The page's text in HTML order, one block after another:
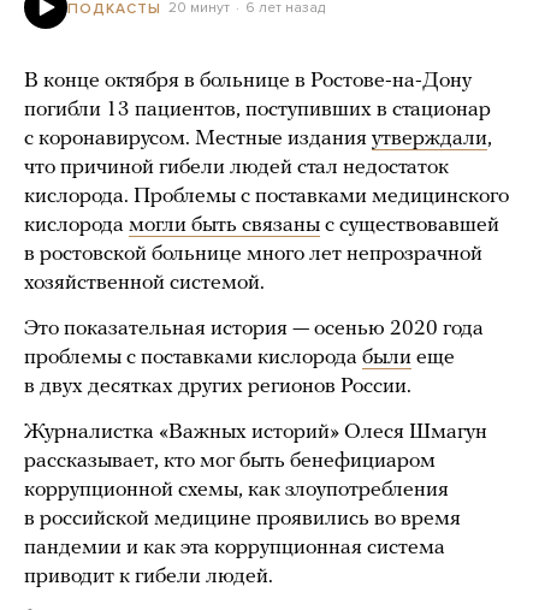
ПОДКАСТЫ 20 минут 6 лет назад
В конце октября в больнице в Ростове-на-Дону
погибли 13 пациентов, поступивших в стационар
с коронавирусом. Местные издания утверждали,
что причиной гибели людей стал недостаток
кислорода. Проблемы с поставками медицинского
кислорода могли быть связаны с существовавшей
в ростовской больнице много лет непрозрачной
хозяйственной системой.
Это показательная история — осенью 2020 года
проблемы с поставками кислорода были еще
в двух десятках других регионов России.
Журналистка «Важных историй» Олеся Шмагун
рассказывает, кто мог быть бенефициаром
коррупционной схемы, как злоупотребления
в российской медицине проявились во время
пандемии и как эта коррупционная система
приводит к гибели людей.